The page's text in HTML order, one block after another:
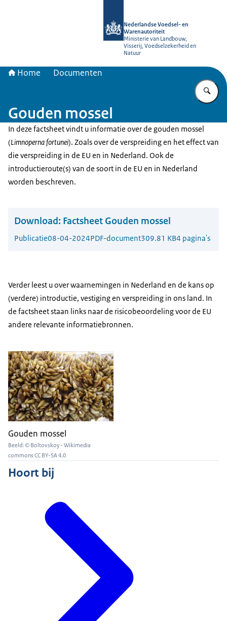
Nederlandse Voedsel- en
Warenautoriteit
Ministerie van Landbouw,
Visserij, Voedselzekerheid en
Natuur
Home Documenten
Gouden mossel
In deze factsheet vindt u informatie over de gouden mossel
(Limnoperna fortunei). Zoals over de verspreiding en het effect van
die verspreiding in de EU en in Nederland. Ook de
introductieroute(s) van de soort in de EU en in Nederland
worden beschreven.
Download: Factsheet Gouden mossel
Publicatie08-04-2024PDF-document309.81 KB4 pagina's
Verder leest u over waarnemingen in Nederland en de kans op
(verdere) introductie, vestiging en verspreiding in ons land. In
de factsheet staan links naar de risicobeoordeling voor de EU
andere relevante informatiebronnen.
Gouden mossel
Beeld: © Boltovskoy - Wikimedia
commons CC BY-SA 4.0
Hoort bij